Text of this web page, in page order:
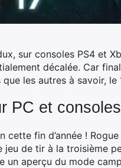
sur consoles PS4 et
décalée. Car
les autres à savoir,
PC et consoles
fin d’année !
jeu de tir à la troisième
un aperçu du mode